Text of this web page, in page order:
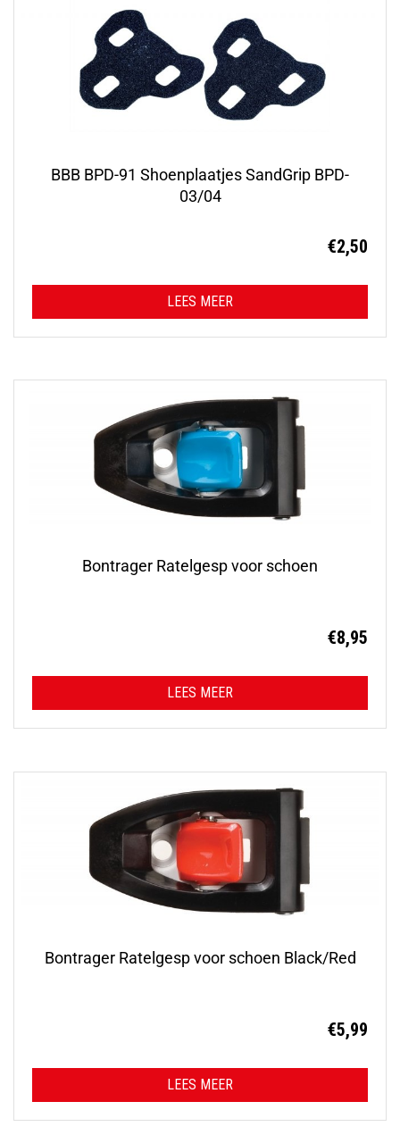
BBB BPD-91 Shoenplaatjes SandGrip BPD-
03/04
€2,50
LEES MEER
Bontrager Ratelgesp voor schoen
€8,95
LEES MEER
Bontrager Ratelgesp voor schoen Black/Red
€5,99
LEES MEER